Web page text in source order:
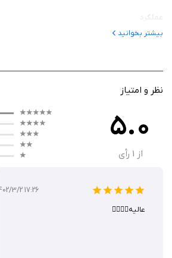
همچنین امکاناتی مانند شعبه‌یاب، محاسبه شبا و
بیشتر ارائه شده است. رابط کاربری ساده و منظم
پیشرفته آن بهره‌مند شوند. با اتصال به اینترنت،
و همیشه اطلاعات دقیق و جدید حساب‌ها را در
ویژگی‌ ها
دریافت مانده حساب و گردش 100 تراکنش اخیر
بیشتر بخوانید
نظر و امتیاز
5.0
از 1 رأی
3/2 17:26
عالیه👌🏻👌🏻